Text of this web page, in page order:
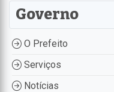
Governo
O Prefeito
Serviços
Notícias